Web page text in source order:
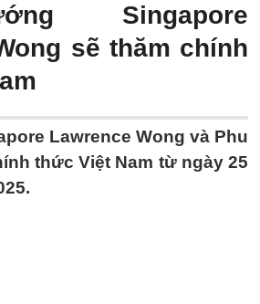
Singapore
sẽ thăm chính
Lawrence Wong và Phu
thức Việt Nam từ ngày 25